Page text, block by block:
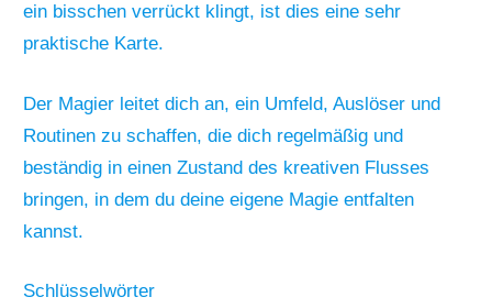
ein bisschen verrückt klingt, ist dies eine sehr
praktische Karte.
Der Magier leitet dich an, ein Umfeld, Auslöser und
Routinen zu schaffen, die dich regelmäßig und
beständig in einen Zustand des kreativen Flusses
bringen, in dem du deine eigene Magie entfalten
kannst.
Schlüsselwörter